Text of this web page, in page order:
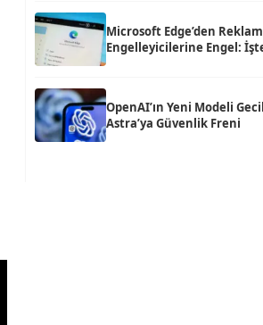
Microsoft Edge’den Reklam
Engelleyicilerine Engel:
OpenAI’ın Yeni Modeli
Astra’ya Güvenlik Freni